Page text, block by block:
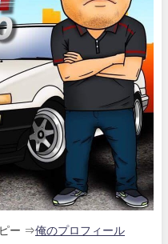
ピー ⇒俺のプロフィール